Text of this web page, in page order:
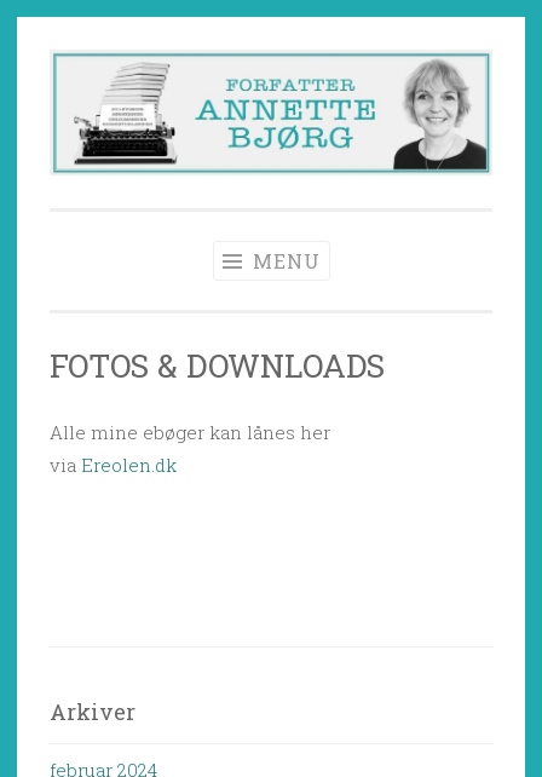
Skip
content
børnelitteratur, forfatterskolen for børnelitteratur
MENU
FOTOS & DOWNLOADS
Alle mine ebøger kan lånes her
via Ereolen.dk
Arkiver
februar 2024